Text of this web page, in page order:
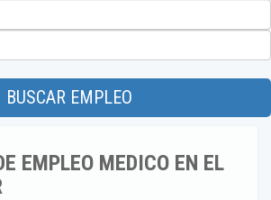
BUSCAR EMPLEO
EMPLEO MEDICO EN EL